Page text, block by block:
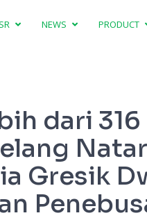
NEWS PRODUCT
dari
Gresik